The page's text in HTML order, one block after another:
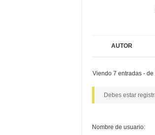
AUTOR
Viendo 7 entradas -
Debes estar
Nombre de usuario: